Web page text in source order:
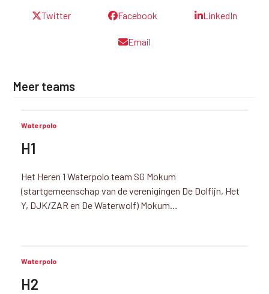
Twitter Facebook LinkedIn
Email
Meer teams
Waterpolo
H1
Het Heren 1 Waterpolo team SG Mokum
(startgemeenschap van de verenigingen De Dolfijn, Het
Y, DJK/ZAR en De Waterwolf) Mokum…
Waterpolo
H2